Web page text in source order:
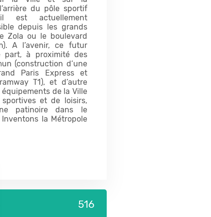
du pôle sportif
est actuellement
depuis les grands
Zola ou le boulevard
A l’avenir, ce futur
part, à proximité des
(construction d’une
Paris Express et
T1), et d’autre
de la Ville
et de loisirs,
patinoire dans le
la Métropole
516